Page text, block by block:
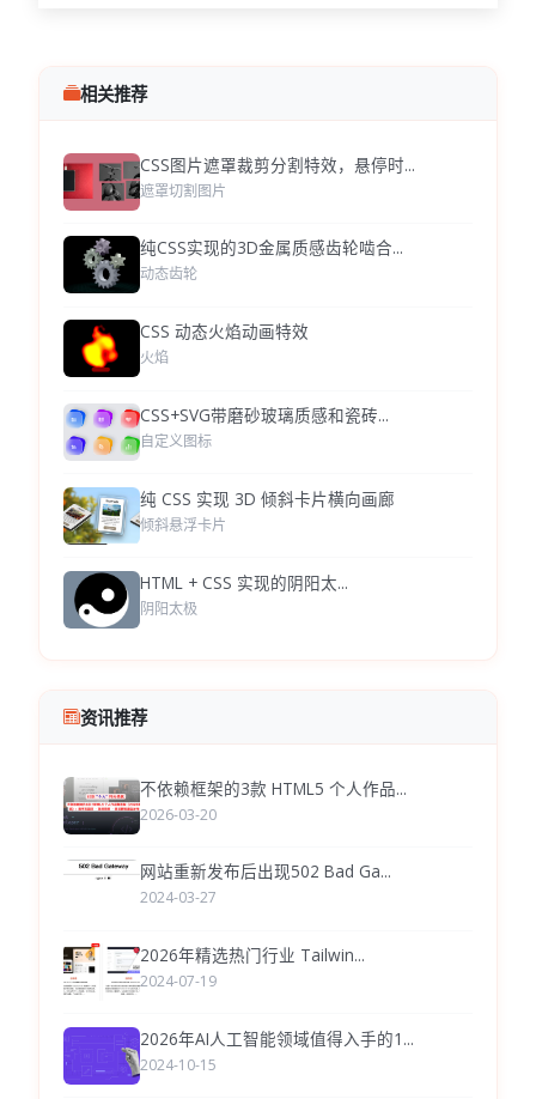
相关推荐
CSS图片遮罩裁剪分割特效，悬停时...
遮罩切割图片
纯CSS实现的3D金属质感齿轮啮合...
动态齿轮
CSS 动态火焰动画特效
火焰
CSS+SVG带磨砂玻璃质感和瓷砖...
自定义图标
纯 CSS 实现 3D 倾斜卡片横向画廊
倾斜悬浮卡片
HTML + CSS 实现的阴阳太...
阴阳太极
资讯推荐
不依赖框架的3款 HTML5 个人作品...
2026-03-20
网站重新发布后出现502 Bad Ga...
2024-03-27
2026年精选热门行业 Tailwin...
2024-07-19
2026年AI人工智能领域值得入手的1...
2024-10-15